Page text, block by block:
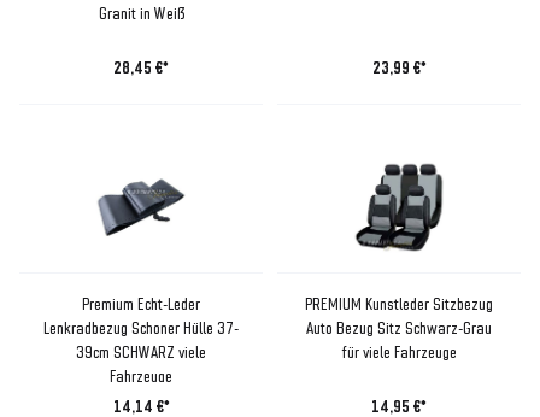
Granit in Weiß
28,45 €* 23,99 €*
Premium Echt-Leder
Lenkradbezug Schoner Hülle 37-
39cm SCHWARZ viele
Fahrzeuge
14,14 €*
PREMIUM Kunstleder Sitzbezug
Auto Bezug Sitz Schwarz-Grau
für viele Fahrzeuge
14,95 €*